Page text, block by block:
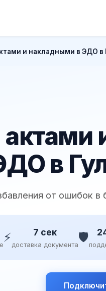
и накладными в ЭДО в
в
от ошибок
⚡ 7 сек
доставка документа🛡️